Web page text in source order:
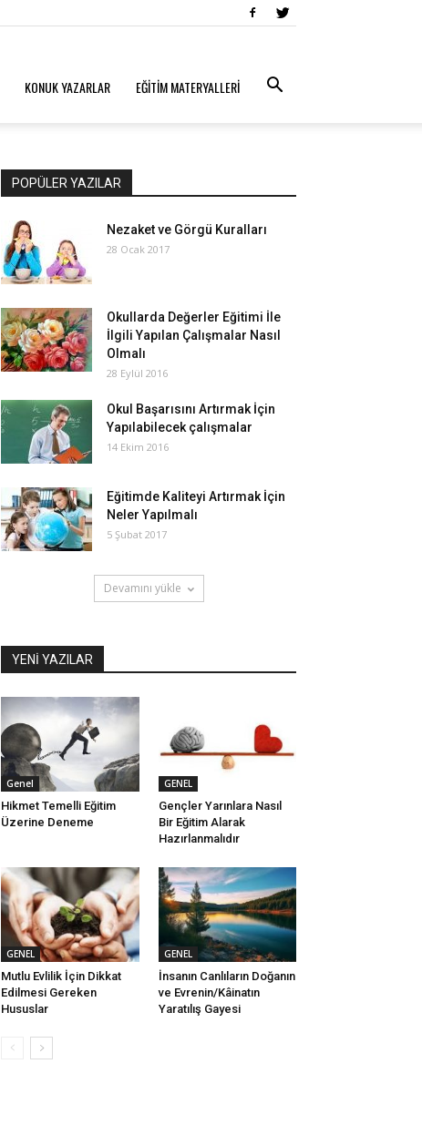
KONUK YAZARLAR EĞİTİM MATERYALLERİ
POPÜLER YAZILAR
Nezaket ve Görgü Kuralları
28 Ocak 2017
Okullarda Değerler Eğitimi İle
İlgili Yapılan Çalışmalar Nasıl
Olmalı
28 Eylül 2016
Okul Başarısını Artırmak İçin
Yapılabilecek çalışmalar
14 Ekim 2016
Eğitimde Kaliteyi Artırmak İçin
Neler Yapılmalı
5 Şubat 2017
Devamını yükle
YENİ YAZILAR
Genel
Hikmet Temelli Eğitim
Üzerine Deneme
GENEL
Gençler Yarınlara Nasıl
Bir Eğitim Alarak
Hazırlanmalıdır
GENEL
Mutlu Evlilik İçin Dikkat
Edilmesi Gereken
Hususlar
GENEL
İnsanın Canlıların Doğanın
ve Evrenin/Kâinatın
Yaratılış Gayesi